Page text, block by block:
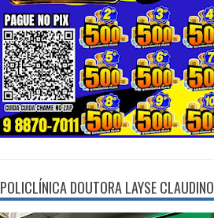
POLICLÍNICA DOUTORA LAYSE CLAUDINO